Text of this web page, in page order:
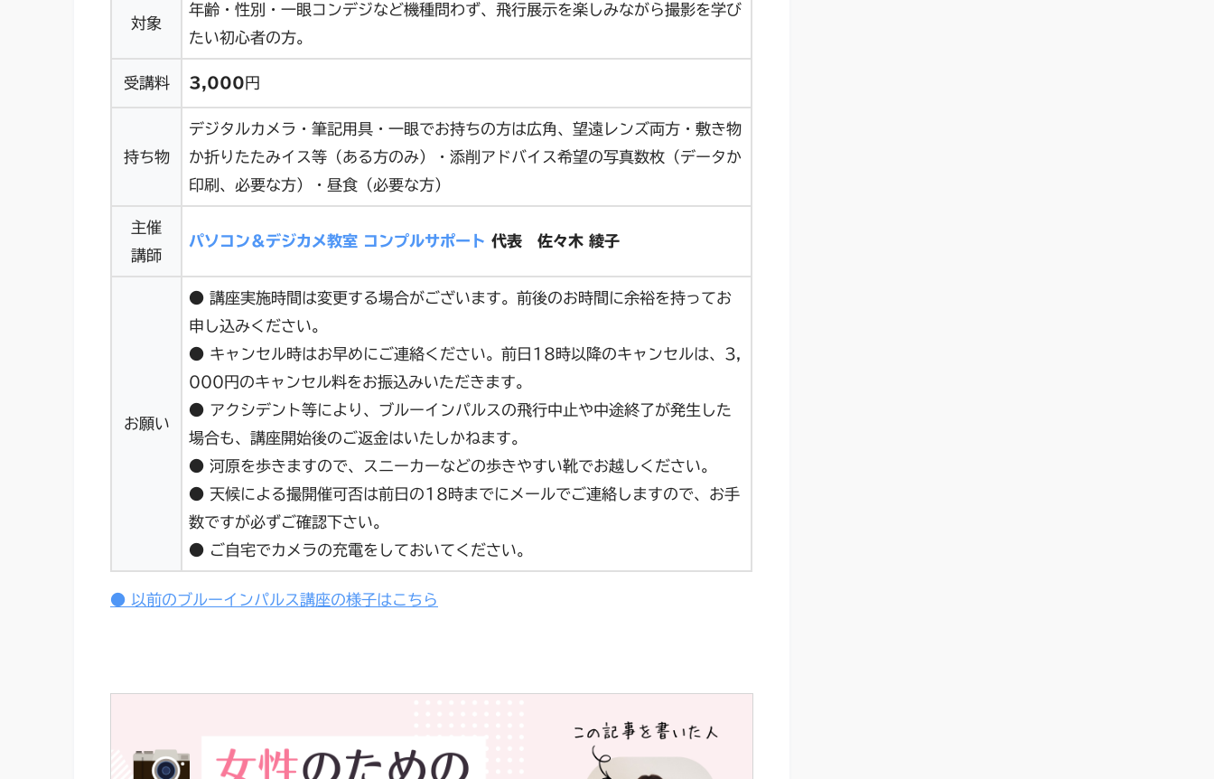
対象
年齢・性別・一眼コンデジなど機種問わず、飛行展示を楽しみながら撮影を学び
たい初心者の方。
受講料 3,000 円
持ち物
デジタルカメラ・筆記用具・一眼でお持ちの方は広角、望遠レンズ両方・敷き物
か折りたたみイス等（ある方のみ）・添削アドバイス希望の写真数枚（データか
印刷、必要な方）・昼食（必要な方）
主催
講師
パソコン＆デジカメ教室 コンプルサポート 代表 佐々木 綾子
お願い
● 講座実施時間は変更する場合がございます。前後のお時間に余裕を持ってお
申し込みください。
● キャンセル時はお早めにご連絡ください。前日18時以降のキャンセルは、3,
000円のキャンセル料をお振込みいただきます。
● アクシデント等により、ブルーインパルスの飛行中止や中途終了が発生した
場合も、講座開始後のご返金はいたしかねます。
● 河原を歩きますので、スニーカーなどの歩きやすい靴でお越しください。
● 天候による撮開催可否は前日の18時までにメールでご連絡しますので、お手
数ですが必ずご確認下さい。
● ご自宅でカメラの充電をしておいてください。
● 以前のブルーインパルス講座の様子はこちら